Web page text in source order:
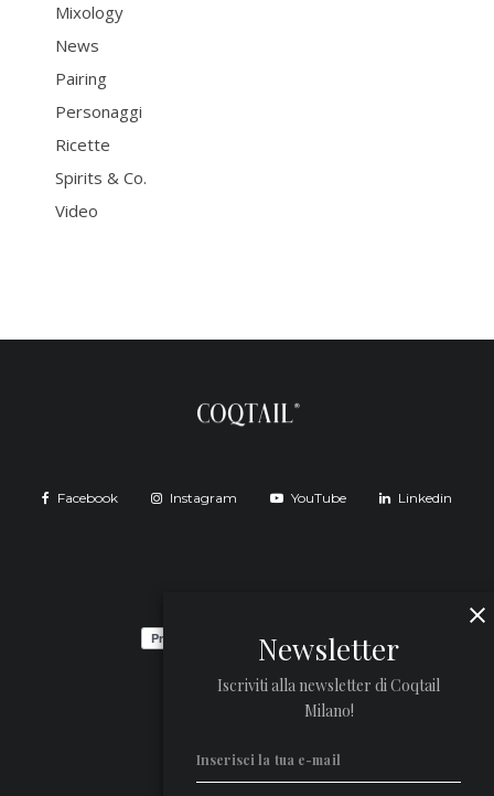
Mixology
News
Pairing
Personaggi
Ricette
Spirits & Co.
Video
Facebook Instagram YouTube Linkedin
Newsletter
Iscriviti alla newsletter di Coqtail
Milano!